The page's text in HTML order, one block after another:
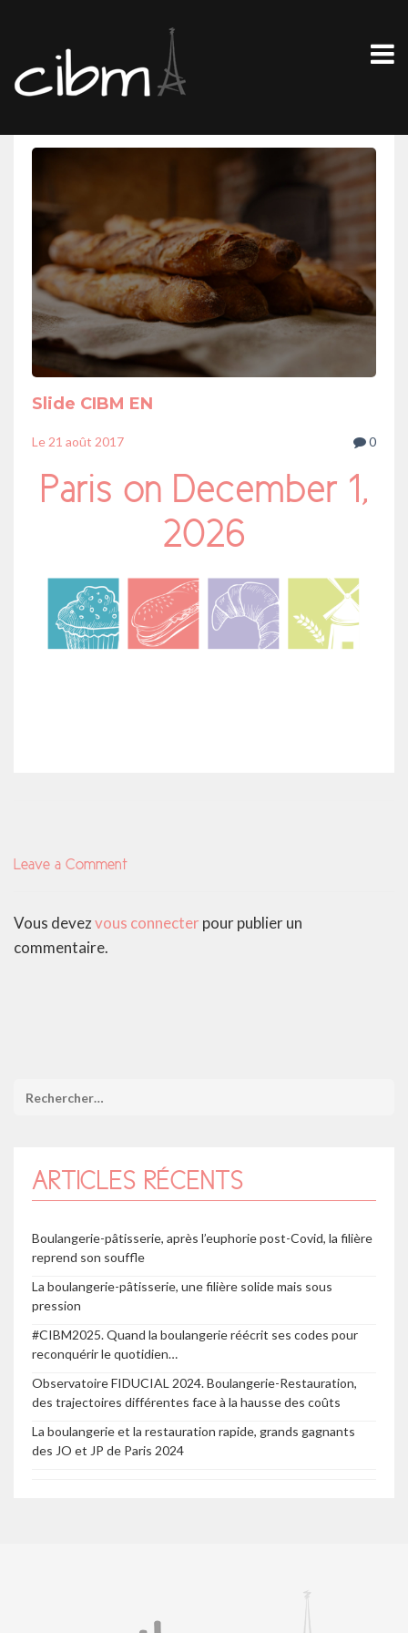
Slide CIBM EN
Le 21 août 2017 0
Paris on December 1,
2026
Leave a Comment
Vous devezvous connecter pour publier un
commentaire.
ARTICLES RÉCENTS
Boulangerie-pâtisserie, après l’euphorie post-Covid, la filière
reprend son souffle
La boulangerie-pâtisserie, une filière solide mais sous
pression
#CIBM2025. Quand la boulangerie réécrit ses codes pour
reconquérir le quotidien…
Observatoire FIDUCIAL 2024. Boulangerie-Restauration,
des trajectoires différentes face à la hausse des coûts
La boulangerie et la restauration rapide, grands gagnants
des JO et JP de Paris 2024